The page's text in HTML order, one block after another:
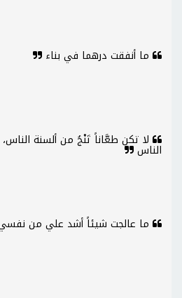
ما أنفقت درهما في بناء
لا تكن طعَّاناً تَنْجُ من ألسنة
الناس
ما عالجت شيئاً أشد علي من